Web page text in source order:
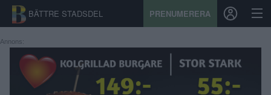
BÄTTRE STADSDEL PRENUMERERA
START
Annons: